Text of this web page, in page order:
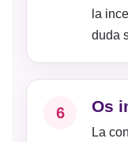
la
duda
6 Os
La